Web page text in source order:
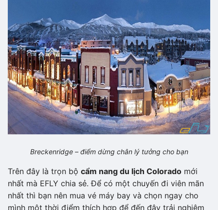
Breckenridge – điểm dừng chân lý tưởng cho bạn
Trên đây là trọn bộ cẩm nang du lịch Colorado mới
nhất mà EFLY chia sẻ. Để có một chuyến đi viên mãn
nhất thì bạn nên mua vé máy bay và chọn ngay cho
mình một thời điểm thích hợp để đến đây trải nghiệm